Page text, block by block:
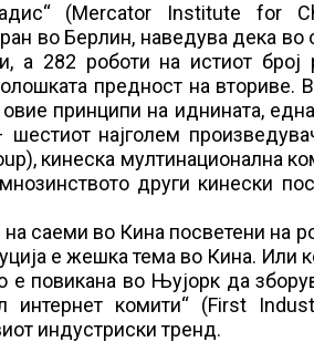
(Mercator Institute for
во Берлин, наведува дека
а 282 роботи на истиот број
предност на
принципи на иднината,
најголем
кинеска мултинационална
други кинески
саеми во Кина посветени на
е жешка тема во Кина. Или
е повикана во Њујорк да
интернет комити“ (First
индустриски тренд.